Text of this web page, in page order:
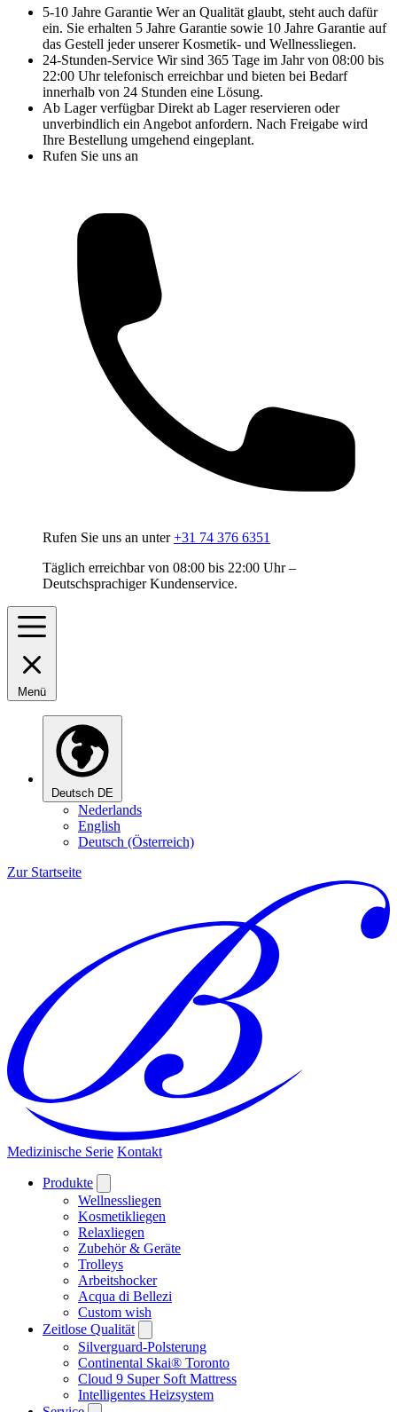
5-10 Jahre Garantie Wer an Qualität glaubt, steht auch dafür
ein. Sie erhalten 5 Jahre Garantie sowie 10 Jahre Garantie auf
das Gestell jeder unserer Kosmetik- und Wellnessliegen.
24-Stunden-Service Wir sind 365 Tage im Jahr von 08:00 bis
22:00 Uhr telefonisch erreichbar und bieten bei Bedarf
innerhalb von 24 Stunden eine Lösung.
Ab Lager verfügbarDirekt ab Lager reservieren oder
unverbindlich ein Angebot anfordern. Nach Freigabe wird
Ihre Bestellung umgehend eingeplant.
Rufen Sie uns an
Rufen Sie uns an unter +31 74 376 6351
Täglich erreichbar von 08:00 bis 22:00 Uhr –
Deutschsprachiger Kundenservice.
Menü
Deutsch DE
Nederlands
English
Deutsch (Österreich)
Zur Startseite
Medizinische Serie Kontakt
Produkte
Wellnessliegen
Kosmetikliegen
Relaxliegen
Zubehör & Geräte
Trolleys
Arbeitshocker
Acqua di Bellezi
Custom wish
Zeitlose Qualität
Silverguard-Polsterung
Continental Skai® Toronto
Cloud 9 Super Soft Mattress
Intelligentes Heizsystem